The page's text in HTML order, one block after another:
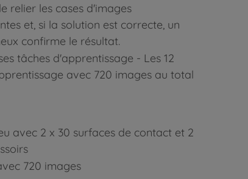
relier les cases d'images
et, si la solution est correcte, un
confirme le résultat.
tâches d'apprentissage - Les 12
avec 720 images au total
avec 2 x 30 surfaces de contact et 2
720 images